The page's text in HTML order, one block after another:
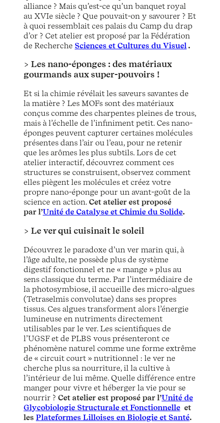
alliance ? Mais qu’est-ce qu’un banquet royal
au XVIe siècle ? Que pouvait-on y savourer ? Et
à quoi ressemblait ces palais du Camp du drap
d’or ? Cet atelier est proposé par la Fédération
de Recherche Sciences et Cultures du Visuel .
> Les nano-éponges : des matériaux
gourmands aux super-pouvoirs !
Et si la chimie révélait les saveurs savantes de
la matière ? Les MOFs sont des matériaux
conçus comme des charpentes pleines de trous,
mais à l’échelle de l’infiniment petit. Ces nano-
éponges peuvent capturer certaines molécules
présentes dans l’air ou l’eau, pour ne retenir
que les arômes les plus subtils. Lors de cet
atelier interactif, découvrez comment ces
structures se construisent, observez comment
elles piègent les molécules et créez votre
propre nano-éponge pour un avant-goût de la
science en action. Cet atelier est proposé
par l’Unité de Catalyse et Chimie du Solide.
> Le ver qui cuisinait le soleil
Découvrez le paradoxe d’un ver marin qui, à
l’âge adulte, ne possède plus de système
digestif fonctionnel et ne « mange » plus au
sens classique du terme. Par l’intermédiaire de
la photosymbiose, il accueille des micro-algues
(Tetraselmis convolutae) dans ses propres
tissus. Ces algues transforment alors l’énergie
lumineuse en nutriments directement
utilisables par le ver. Les scientifiques de
l’UGSF et de PLBS vous présenteront ce
phénomène naturel comme une forme extrême
de « circuit court » nutritionnel : le ver ne
cherche plus sa nourriture, il la cultive à
l’intérieur de lui même. Quelle différence entre
manger pour vivre et héberger la vie pour se
nourrir ? Cet atelier est proposé par l’Unité de
Glycobiologie Structurale et Fonctionnelle et
les Plateformes Lilloises en Biologie et Santé.